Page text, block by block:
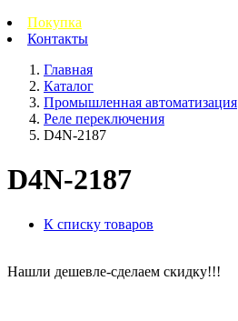
Покупка
Контакты
Главная
Каталог
Промышленная автоматизация
Реле переключения
D4N-2187
D4N-2187
К списку товаров
Нашли дешевле-сделаем скидку!!!